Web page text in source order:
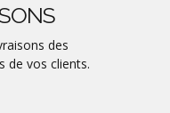
des
de vos clients.